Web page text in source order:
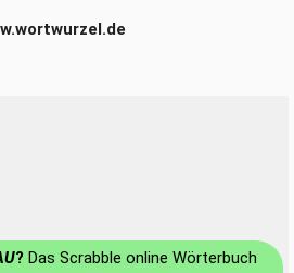
? Das Scrabble online Wörterbuch